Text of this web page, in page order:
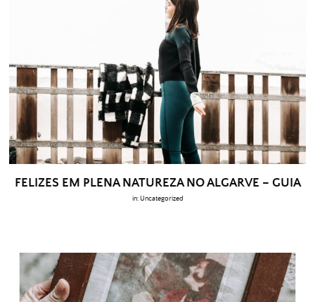
FELIZES EM PLENA NATUREZA NO ALGARVE – GUIA
in: Uncategorized